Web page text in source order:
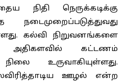
நிதி நெருக்கடிக்கு
கல்வி நிறுவனங்களை
அதிகளவில் கட்டணம்
உருவாகியுள்ளது.
ஊழல் என்ற